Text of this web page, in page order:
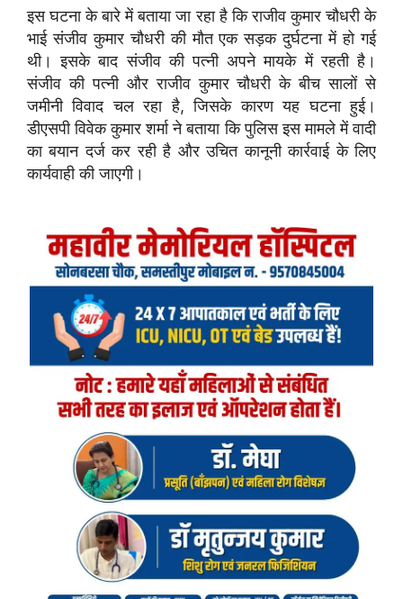
इस घटना के बारे में बताया जा रहा है कि राजीव कुमार चौधरी के
भाई संजीव कुमार चौधरी की मौत एक सड़क दुर्घटना में हो गई
थी। इसके बाद संजीव की पत्नी अपने मायके में रहती है।
संजीव की पत्नी और राजीव कुमार चौधरी के बीच सालों से
जमीनी विवाद चल रहा है, जिसके कारण यह घटना हुई।
डीएसपी विवेक कुमार शर्मा ने बताया कि पुलिस इस मामले में वादी
का बयान दर्ज कर रही है और उचित कानूनी कार्रवाई के लिए
कार्यवाही की जाएगी।